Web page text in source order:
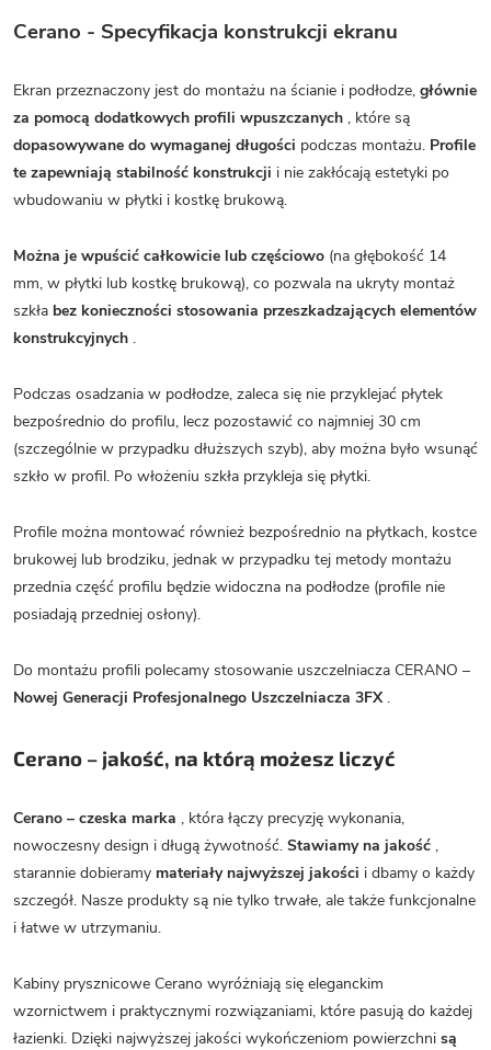
Cerano - Specyfikacja konstrukcji ekranu
Ekran przeznaczony jest do montażu na ścianie i podłodze, głównie
za pomocą dodatkowych profili wpuszczanych , które są
dopasowywane do wymaganej długości podczas montażu. Profile
te zapewniają stabilność konstrukcji i nie zakłócają estetyki po
wbudowaniu w płytki i kostkę brukową.
Można je wpuścić całkowicie lub częściowo (na głębokość 14
mm, w płytki lub kostkę brukową), co pozwala na ukryty montaż
szkła bez konieczności stosowania przeszkadzających elementów
konstrukcyjnych .
Podczas osadzania w podłodze, zaleca się nie przyklejać płytek
bezpośrednio do profilu, lecz pozostawić co najmniej 30 cm
(szczególnie w przypadku dłuższych szyb), aby można było wsunąć
szkło w profil. Po włożeniu szkła przykleja się płytki.
Profile można montować również bezpośrednio na płytkach, kostce
brukowej lub brodziku, jednak w przypadku tej metody montażu
przednia część profilu będzie widoczna na podłodze (profile nie
posiadają przedniej osłony).
Do montażu profili polecamy stosowanie uszczelniacza CERANO –
Nowej Generacji Profesjonalnego Uszczelniacza 3FX.
Cerano – jakość, na którą możesz liczyć
Cerano – czeska marka , która łączy precyzję wykonania,
nowoczesny design i długą żywotność. Stawiamy na jakość ,
starannie dobieramy materiały najwyższej jakości i dbamy o każdy
szczegół. Nasze produkty są nie tylko trwałe, ale także funkcjonalne
i łatwe w utrzymaniu.
Kabiny prysznicowe Cerano wyróżniają się eleganckim
wzornictwem i praktycznymi rozwiązaniami, które pasują do każdej
łazienki. Dzięki najwyższej jakości wykończeniom powierzchni są